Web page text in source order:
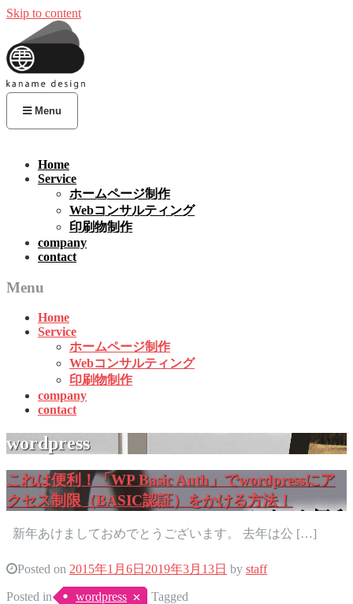
Skip to content
Menu
Home
Service
ホームページ制作
Webコンサルティング
印刷物制作
company
contact
Menu
Home
Service
ホームページ制作
Webコンサルティング
印刷物制作
company
contact
wordpress
これは便利！「WP Basic Auth」でwordpressにア
クセス制限（BASIC認証）をかける方法！
新年あけましておめでとうございます。 去年は公 […]
Posted on 2015年1月6日 2019年3月13日 by staff
Posted in wordpress Tagged